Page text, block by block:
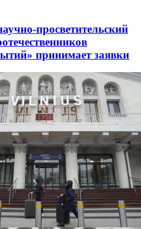
просветительский
принимает заявки